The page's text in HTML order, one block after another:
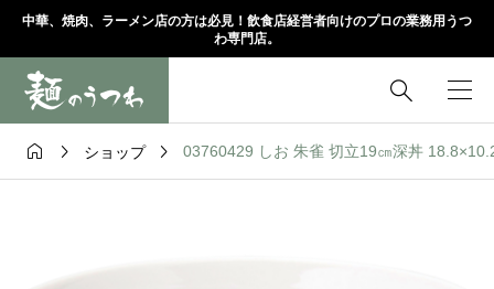
中華、焼肉、ラーメン店の方は必見！飲食店経営者向けのプロの業務用うつ
わ専門店。

  ショップ  03760429 しお 朱雀 切立19㎝深丼